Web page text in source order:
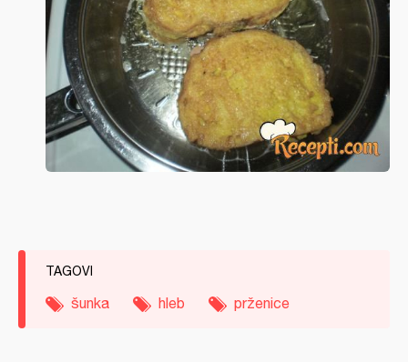
TAGOVI
šunka hleb prženice